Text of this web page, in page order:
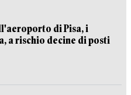
di Pisa, i
a rischio decine di posti